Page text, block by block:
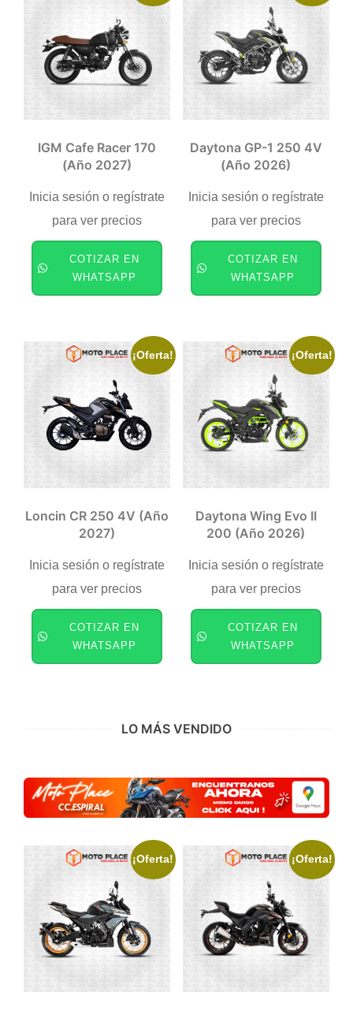
IGM Cafe Racer 170
(año 2027)
Inicia sesión o regístrate
para ver precios
COTIZAR EN
WHATSAPP
Daytona GP-1 250 4V
(año 2026)
Inicia sesión o regístrate
para ver precios
COTIZAR EN
WHATSAPP
¡Oferta!
Loncin CR 250 4V (año
2027)
Inicia sesión o regístrate
para ver precios
COTIZAR EN
WHATSAPP
¡Oferta!
Daytona Wing Evo II
200 (año 2026)
Inicia sesión o regístrate
para ver precios
COTIZAR EN
WHATSAPP
LO MÁS VENDIDO
¡Oferta! ¡Oferta!